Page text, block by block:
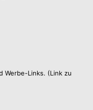
Werbe-Links. (Link zu